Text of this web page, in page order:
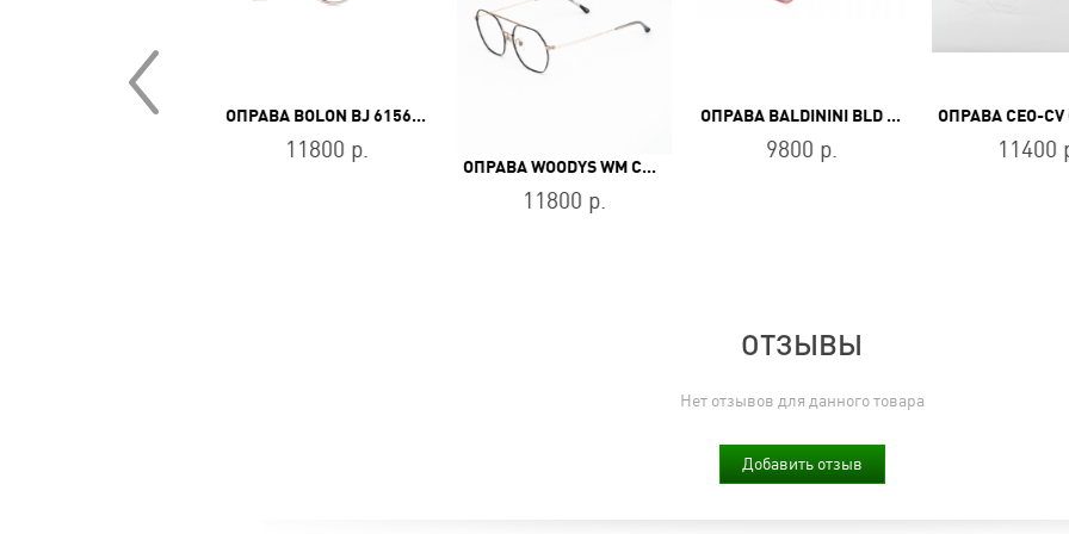
ОПРАВА BOLON BJ 6156 B93
11800 р.
ОПРАВА WOODYS WM CASLON 01
11800 р.
ОПРАВА BALDININI BLD 2476 PF 103
9800 р. 11400
ОТЗЫВЫ
Нет отзывов для данного товара
Добавить отзыв